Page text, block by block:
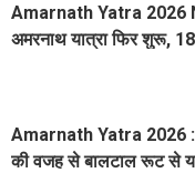
Amarnath Yatra 2026
अमरनाथ यात्रा फिर शुरू,
Amarnath Yatra 2026 :
की वजह से बालटाल रूट से